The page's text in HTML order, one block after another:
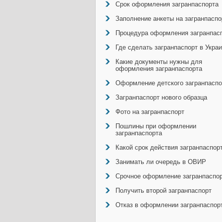
Срок оформления загранпаспорта
Заполнение анкеты на
Процедура оформления
Где сделать загранпаспорт в
Какие документы нужны для
оформления загранпаспорта
Оформление детского
Загранпаспорт нового образца
Фото на загранпаспорт
Пошлины при оформлении
загранпаспорта
Какой срок действия
Занимать ли очередь в ОВИР
Срочное оформление
Получить второй загранпаспорт
Отказ в оформлении